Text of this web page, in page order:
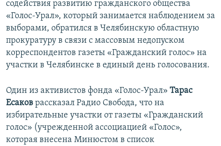
содействия развитию гражданского общества
«Голос-Урал», который занимается наблюдением за
выборами, обратился в Челябинскую областную
прокуратуру в связи с массовым недопуском
корреспондентов газеты «Гражданский голос» на
участки в Челябинске в единый день голосования.
Один из активистов фонда «Голос-Урал» Тарас
Есаков рассказал Радио Свобода, что на
избирательные участки от газеты «Гражданский
голос» (учрежденной ассоциацией «Голос»,
которая внесена Минюстом в список